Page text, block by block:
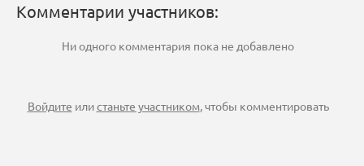
Комментарии участников:
Ни одного комментария пока не добавлено
Войдите илистаньте участником, чтобы комментировать